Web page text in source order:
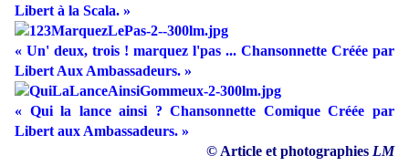
Libert à la Scala. »
« Un' deux, trois ! marquez l'pas ... Chansonnette Créée par
Libert Aux Ambassadeurs. »
« Qui la lance ainsi ? Chansonnette Comique Créée par
Libert aux Ambassadeurs. »
© Article et photographies LM